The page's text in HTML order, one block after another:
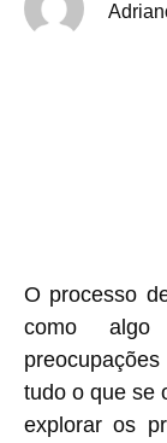
O processo
como algo
tudo o que se
explorar os